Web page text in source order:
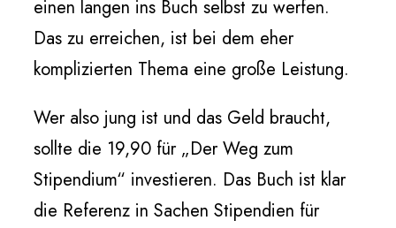
einen langen ins Buch selbst zu werfen.
Das zu erreichen, ist bei dem eher
komplizierten Thema eine große Leistung.
Wer also jung ist und das Geld braucht,
sollte die 19,90 für „Der Weg zum
Stipendium“ investieren. Das Buch ist klar
die Referenz in Sachen Stipendien für